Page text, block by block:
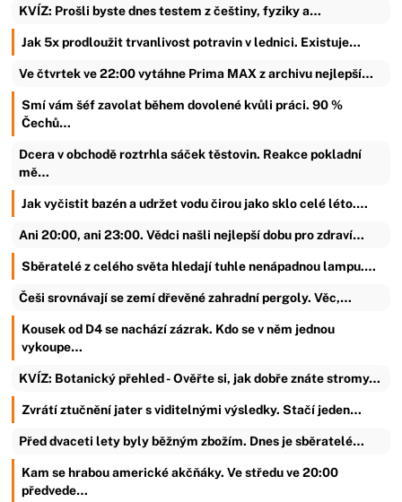
KVÍZ: Prošli byste dnes testem z češtiny, fyziky a…
Jak 5x prodloužit trvanlivost potravin v lednici. Existuje…
Ve čtvrtek ve 22:00 vytáhne Prima MAX z archivu nejlepší…
Smí vám šéf zavolat během dovolené kvůli práci. 90 %
Čechů…
Dcera v obchodě roztrhla sáček těstovin. Reakce pokladní
mě…
Jak vyčistit bazén a udržet vodu čirou jako sklo celé léto.…
Ani 20:00, ani 23:00. Vědci našli nejlepší dobu pro zdraví…
Sběratelé z celého světa hledají tuhle nenápadnou lampu.…
Češi srovnávají se zemí dřevěné zahradní pergoly. Věc,…
Kousek od D4 se nachází zázrak. Kdo se v něm jednou
vykoupe…
KVÍZ: Botanický přehled - Ověřte si, jak dobře znáte stromy…
Zvrátí ztučnění jater s viditelnými výsledky. Stačí jeden…
Před dvaceti lety byly běžným zbožím. Dnes je sběratelé…
Kam se hrabou americké akčňáky. Ve středu ve 20:00
předvede…